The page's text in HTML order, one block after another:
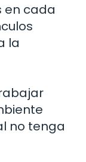
en cada
la
no tenga